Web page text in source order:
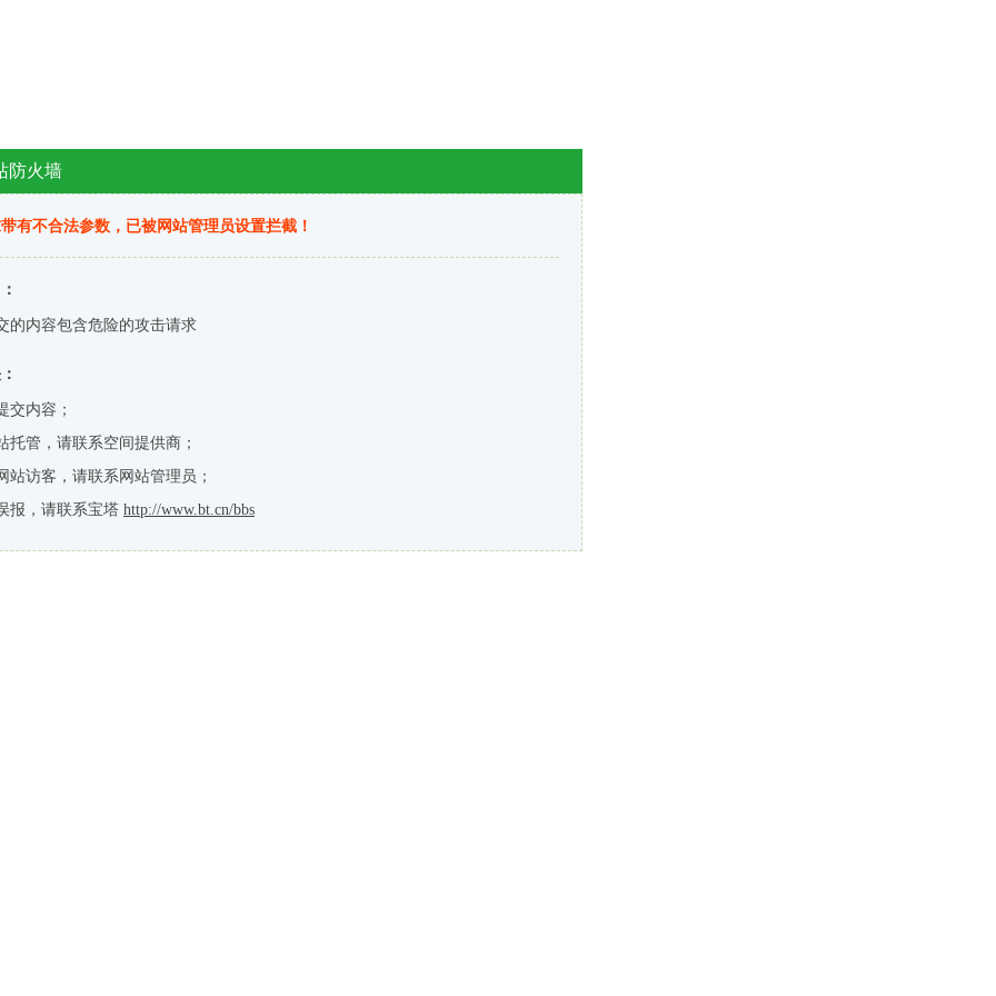
防火墙
有不合法参数，已被网站管理员设置拦截！
的内容包含危险的攻击请求
交内容；
托管，请联系空间提供商；
站访客，请联系网站管理员；
报，请联系宝塔 http://www.bt.cn/bbs